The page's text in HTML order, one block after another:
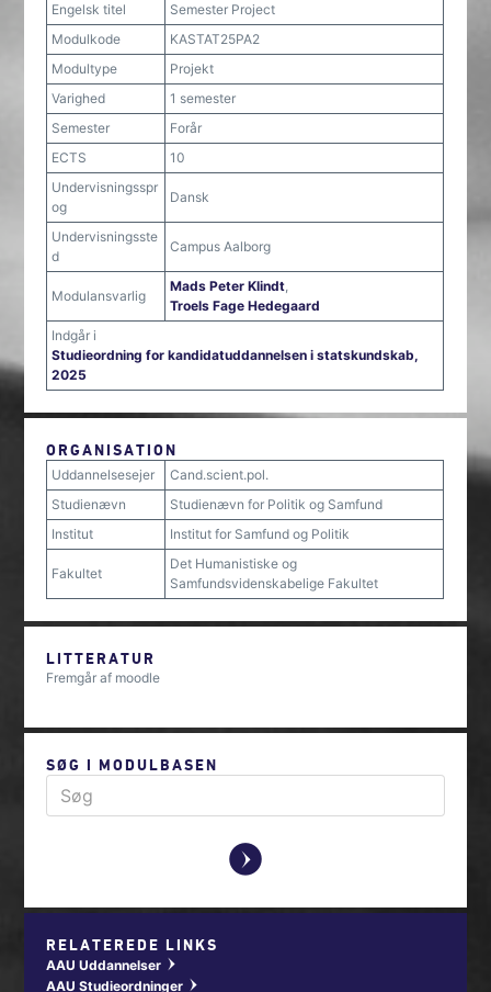
Engelsk titel
Semester Project
Modulkode
KASTAT25PA2
Modultype
Projekt
Varighed
1 semester
Semester
Forår
ECTS
10
Undervisningsspr
og
Dansk
Undervisningsste
d
Campus Aalborg
Modulansvarlig
Mads Peter Klindt,
Troels Fage Hedegaard
Indgår i
Studieordning for kandidatuddannelsen i statskundskab,
2025
ORGANISATION
Uddannelsesejer
Cand.scient.pol.
Studienævn
Studienævn for Politik og Samfund
Institut
Institut for Samfund og Politik
Fakultet
Det Humanistiske og
Samfundsvidenskabelige Fakultet
LITTERATUR
Fremgår af moodle
SØG I MODULBASEN
y
RELATEREDE LINKS
AAU Uddannelser w
AAU Studieordninger w